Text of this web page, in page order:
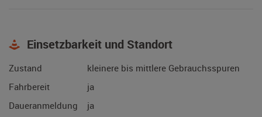
Einsetzbarkeit und Standort
Zustand
kleinere bis mittlere Gebrauchsspuren
Fahrbereit
ja
Daueranmeldung
ja